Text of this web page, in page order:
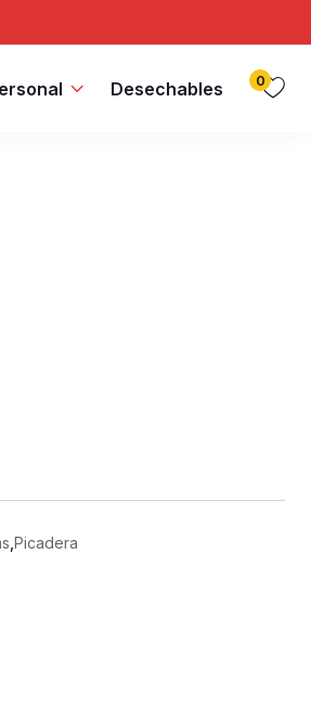
Desechables 0
,Picadera